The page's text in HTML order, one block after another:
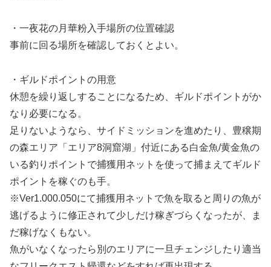
・一夜花の月華粉入手場所の位置確認
事前に回る場所を確認しておくとよい。
・ギルドポイントの用意
休憩を繰り返しすることになるため、ギルドポイントがか
なり必要になる。
足りないようなら、サイドミッションを進めたり、豊穣期
の森エリア「エリア8洞窟湖」付近にある白金魚/黄金魚の
いる釣りポイントで捕獲用ネットを使って捕まえてギルド
ポイントを稼ぐのも手。
※Ver1.000.050にて捕獲用ネットで魚を取ると周りの魚が
逃げるように修正されて少しだけ稼ぎづらくなったが、ま
だ稼げなくもない。
魚がいなくなったら別のエリアに一旦チェンジしたり適当